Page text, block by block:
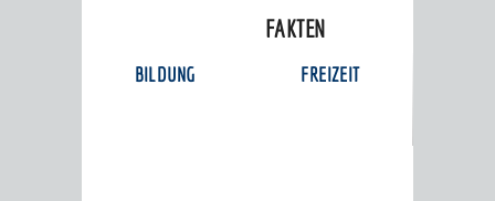
FAKTEN
BILDUNG FREIZEIT